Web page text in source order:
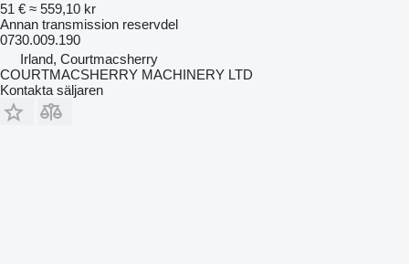
51 € ≈ 559,10 kr
Annan transmission reservdel
0730.009.190
Irland, Courtmacsherry
COURTMACSHERRY MACHINERY LTD
Kontakta säljaren